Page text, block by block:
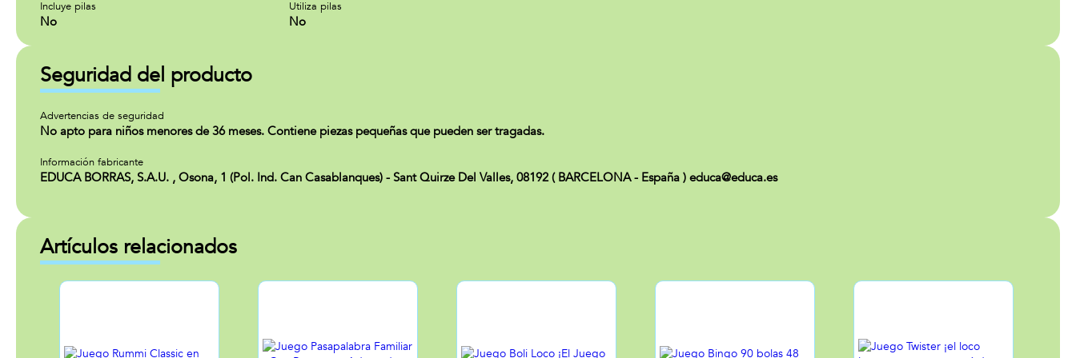
Incluye pilas
No
Utiliza pilas
No
Seguridad del producto
Advertencias de seguridad
No apto para niños menores de 36 meses. Contiene piezas pequeñas que pueden ser tragadas.
Información fabricante
EDUCA BORRAS, S.A.U. , Osona, 1 (Pol. Ind. Can Casablanques) - Sant Quirze Del Valles, 08192 ( BARCELONA - España ) educa@educa.es
Artículos relacionados